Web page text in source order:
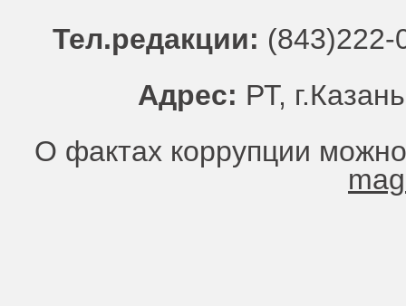
Тел.редакции:
Адрес: РТ,
О фактах коррупции